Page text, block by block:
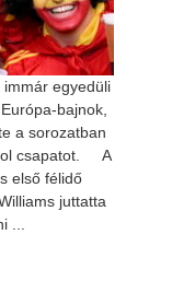
egyedüli
bajnok,
a sorozatban
csapatot. A
első félidő
juttatta
...